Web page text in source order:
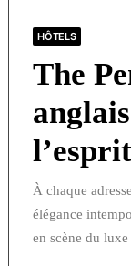
HÔTELS
The
À chaque
élégance
en scène du